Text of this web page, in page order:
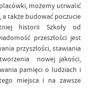
możemy utrwalić
także budować poczucie
historii Szkoły od
przeszłości jest
przyszłości, stawiania
nowej jakości,
pamięci o ludziach i
miejsca i na zawsze